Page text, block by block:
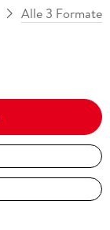
Alle 3 Formate